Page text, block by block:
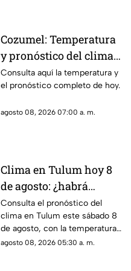
Cozumel: Temperatura
y pronóstico del clima
para hoy, 8 de agosto de
2026
Consulta aquí la temperatura y
el pronóstico completo de hoy.
agosto 08, 2026 07:00 a. m.
Clima en Tulum hoy 8
de agosto: ¿habrá
lluvias y qué
temperatura se espera?
Consulta el pronóstico del
clima en Tulum este sábado 8
de agosto, con la temperatura
y las condiciones del tiempo.
agosto 08, 2026 05:30 a. m.